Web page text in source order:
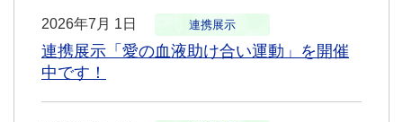
2026年7月 1日 連携展示
連携展示「愛の血液助け合い運動」を開催
中です！